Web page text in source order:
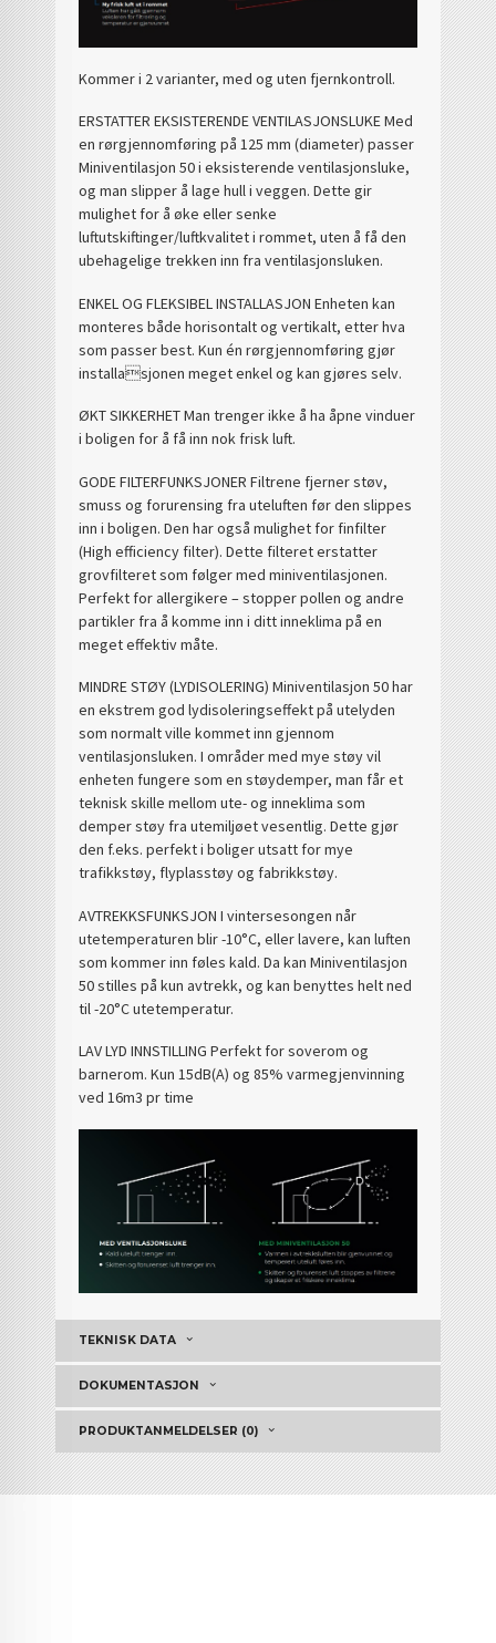
Kommer i 2 varianter, med og uten fjernkontroll.
ERSTATTER EKSISTERENDE VENTILASJONSLUKE Med
en rørgjennomføring på 125 mm (diameter) passer
Miniventilasjon 50 i eksisterende ventilasjonsluke,
og man slipper å lage hull i veggen. Dette gir
mulighet for å øke eller senke
luftutskiftinger/luftkvalitet i rommet, uten å få den
ubehagelige trekken inn fra ventilasjonsluken.
ENKEL OG FLEKSIBEL INSTALLASJON Enheten kan
monteres både horisontalt og vertikalt, etter hva
som passer best. Kun én rørgjennomføring gjør
installasjonen meget enkel og kan gjøres selv.
ØKT SIKKERHET Man trenger ikke å ha åpne vinduer
i boligen for å få inn nok frisk luft.
GODE FILTERFUNKSJONER Filtrene fjerner støv,
smuss og forurensing fra uteluften før den slippes
inn i boligen. Den har også mulighet for finfilter
(High efficiency filter). Dette filteret erstatter
grovfilteret som følger med miniventilasjonen.
Perfekt for allergikere – stopper pollen og andre
partikler fra å komme inn i ditt inneklima på en
meget effektiv måte.
MINDRE STØY (LYDISOLERING) Miniventilasjon 50 har
en ekstrem god lydisoleringseffekt på utelyden
som normalt ville kommet inn gjennom
ventilasjonsluken. I områder med mye støy vil
enheten fungere som en støydemper, man får et
teknisk skille mellom ute- og inneklima som
demper støy fra utemiljøet vesentlig. Dette gjør
den f.eks. perfekt i boliger utsatt for mye
trafikkstøy, flyplasstøy og fabrikkstøy.
AVTREKKSFUNKSJON I vintersesongen når
utetemperaturen blir -10°C, eller lavere, kan luften
som kommer inn føles kald. Da kan Miniventilasjon
50 stilles på kun avtrekk, og kan benyttes helt ned
til -20°C utetemperatur.
LAV LYD INNSTILLING Perfekt for soverom og
barnerom. Kun 15dB(A) og 85% varmegjenvinning
ved 16m3 pr time
TEKNISK DATA
DOKUMENTASJON
PRODUKTANMELDELSER (0)